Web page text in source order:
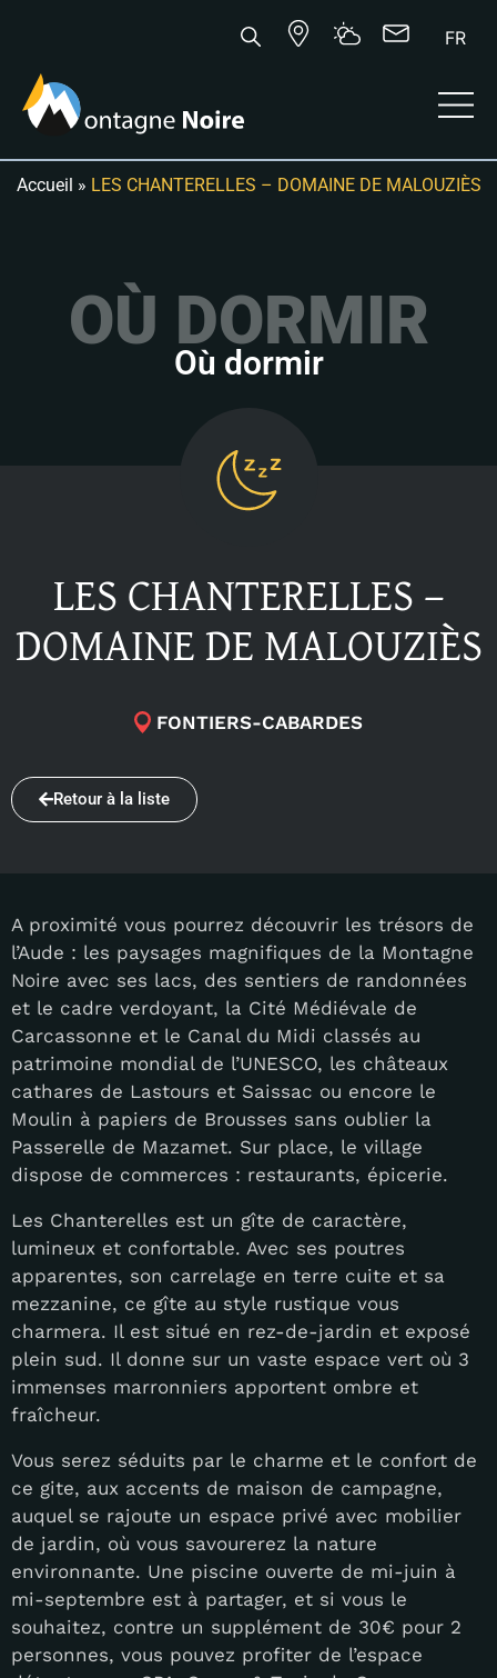
FR
Accueil » LES CHANTERELLES – DOMAINE DE MALOUZIÈS
OÙ DORMIR
Où dormir
LES CHANTERELLES –
DOMAINE DE MALOUZIÈS
FONTIERS-CABARDES
Retour à la liste
A proximité vous pourrez découvrir les trésors de
l’Aude : les paysages magnifiques de la Montagne
Noire avec ses lacs, des sentiers de randonnées
et le cadre verdoyant, la Cité Médiévale de
Carcassonne et le Canal du Midi classés au
patrimoine mondial de l’UNESCO, les châteaux
cathares de Lastours et Saissac ou encore le
Moulin à papiers de Brousses sans oublier la
Passerelle de Mazamet. Sur place, le village
dispose de commerces : restaurants, épicerie.
Les Chanterelles est un gîte de caractère,
lumineux et confortable. Avec ses poutres
apparentes, son carrelage en terre cuite et sa
mezzanine, ce gîte au style rustique vous
charmera. Il est situé en rez-de-jardin et exposé
plein sud. Il donne sur un vaste espace vert où 3
immenses marronniers apportent ombre et
fraîcheur.
Vous serez séduits par le charme et le confort de
ce gite, aux accents de maison de campagne,
auquel se rajoute un espace privé avec mobilier
de jardin, où vous savourerez la nature
environnante. Une piscine ouverte de mi-juin à
mi-septembre est à partager, et si vous le
souhaitez, contre un supplément de 30€ pour 2
personnes, vous pouvez profiter de l’espace